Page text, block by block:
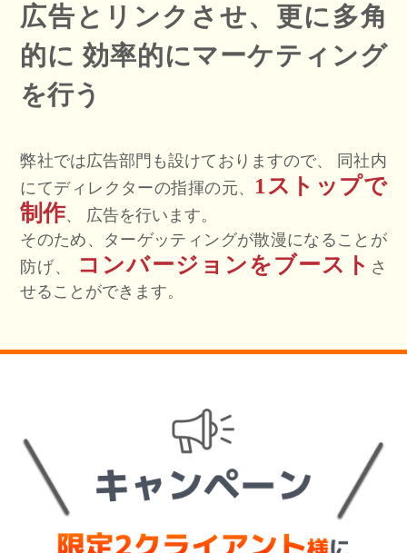
広告とリンクさせ、更に多角
的に 効率的にマーケティング
を行う
弊社では広告部門も設けておりますので、
同社内
にてディレクターの指揮の元、 1ストップで
制作、
広告を行います。
そのため、ターゲッティングが散漫になることが
防げ、
コンバージョンをブースト さ
せることができます。